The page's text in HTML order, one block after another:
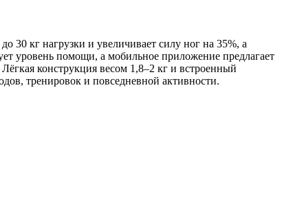
30 кг нагрузки и увеличивает силу ног на 35%, а
уровень помощи, а мобильное приложение предлагает
конструкция весом 1,8–2 кг и встроенный
тренировок и повседневной активности.